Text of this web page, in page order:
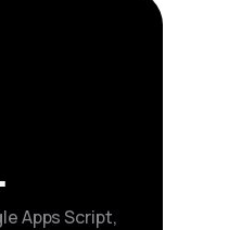
Apps Script,